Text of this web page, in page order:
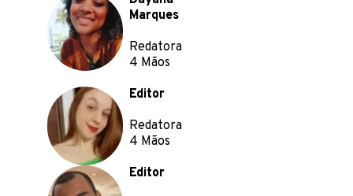
Marques
Redatora
4 Mãos
Editor
Redatora
4 Mãos
Editor